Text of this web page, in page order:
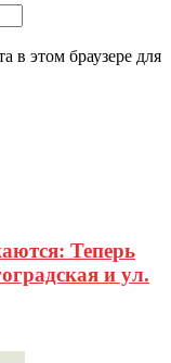
в этом браузере для
Теперь
и ул.